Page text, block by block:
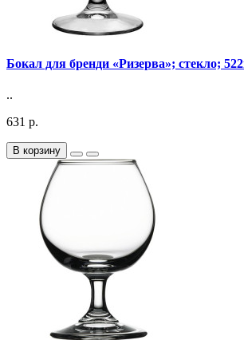
Бокал для бренди «Ризерва»; стекло;
..
631 р.
В корзину